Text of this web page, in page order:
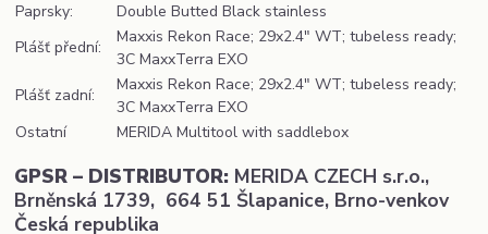
Paprsky:
Double Butted Black stainless
Plášť přední:
Maxxis Rekon Race; 29x2.4" WT; tubeless ready;
3C MaxxTerra EXO
Plášť zadní:
Maxxis Rekon Race; 29x2.4" WT; tubeless ready;
3C MaxxTerra EXO
Ostatní
MERIDA Multitool with saddlebox
GPSR – DISTRIBUTOR: MERIDA CZECH s.r.o.,
Brněnská 1739, 664 51 Šlapanice, Brno-venkov
Česká republika